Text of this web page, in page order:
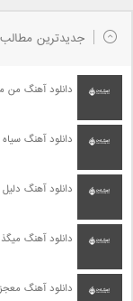
جدیدترین
دانلود آهنگ من
دانلود آهنگ
دانلود آهنگ دلیل
دانلود آهنگ
دانلود آهنگ